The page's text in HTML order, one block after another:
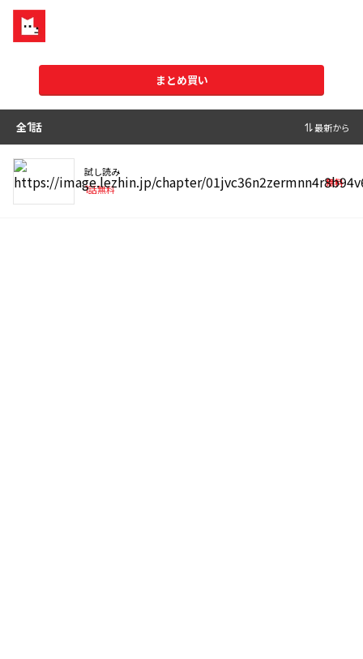
まとめ買い
全1話 最新から
試し読み
1話無料
無料